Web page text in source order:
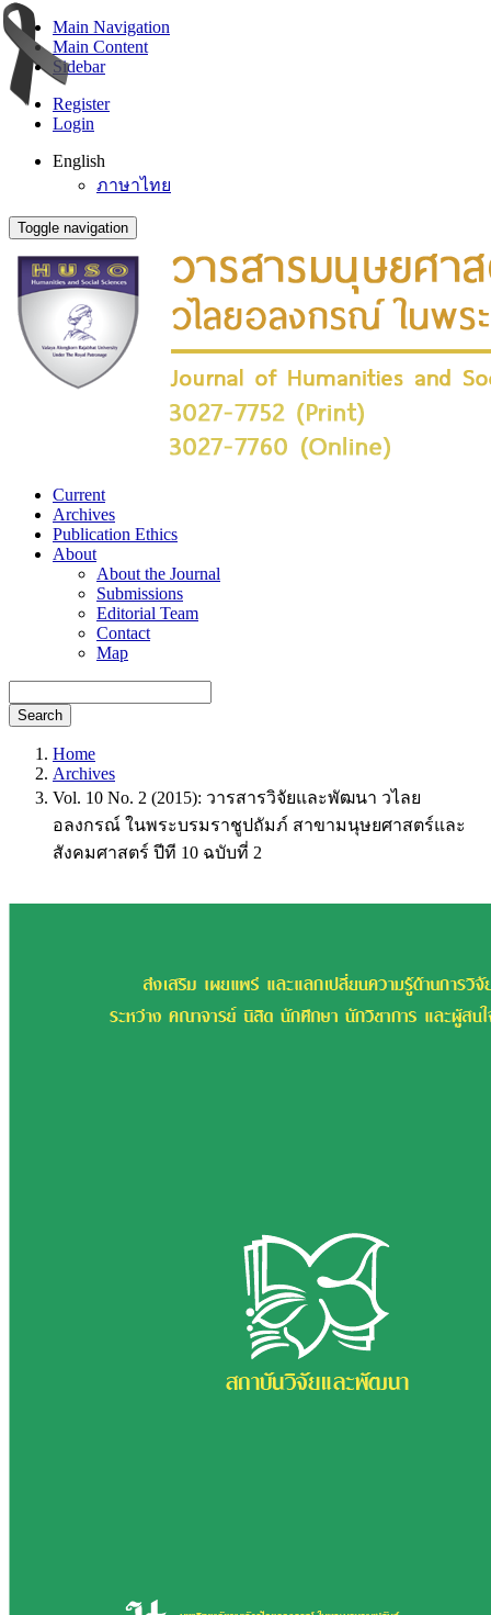
Main Navigation
Main Content
Sidebar
Register
Login
English
ภาษาไทย
Toggle navigation
Current
Archives
Publication Ethics
About
About the Journal
Submissions
Editorial Team
Contact
Map
Search
Home
Archives
Vol. 10 No. 2 (2015): วารสารวิจัยและพัฒนา วไลย
อลงกรณ์ ในพระบรมราชูปถัมภ์ สาขามนุษยศาสตร์และ
สังคมศาสตร์ ปีที 10 ฉบับที่ 2